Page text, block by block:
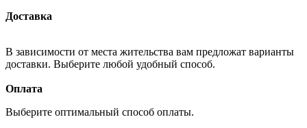
Доставка
В зависимости от места жительства вам предложат варианты
доставки. Выберите любой удобный способ.
Оплата
Выберите оптимальный способ оплаты.